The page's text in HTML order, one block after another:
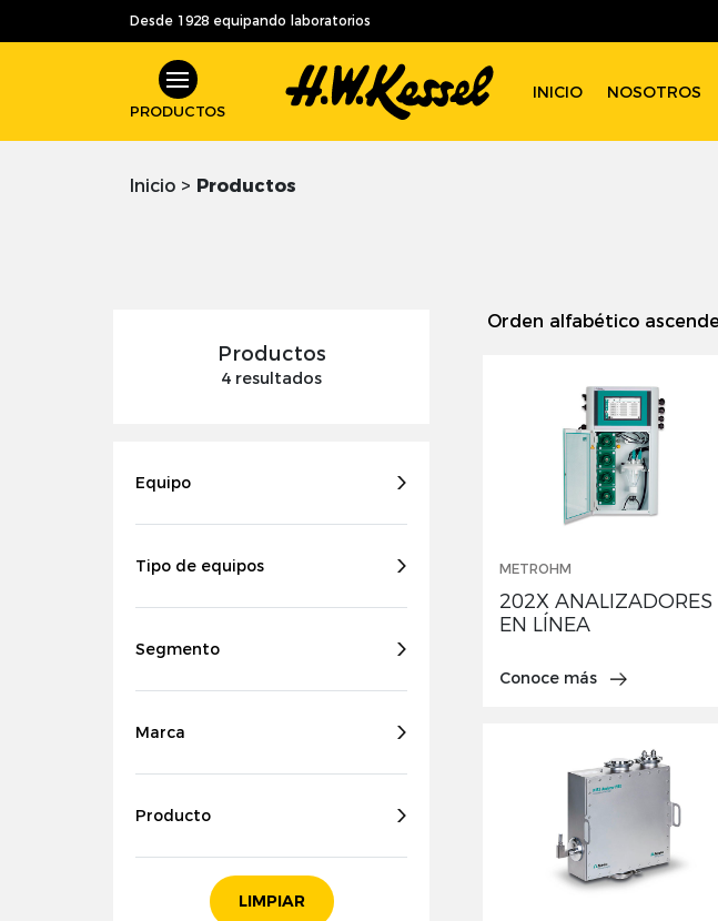
Desde 1928 equipando laboratorios
PRODUCTOS
INICIO NOSOTROS
Inicio > Productos
Productos
4 resultados
Equipo
Tipo de equipos
Segmento
Marca
Producto
LIMPIAR
METROHM
202X ANALIZADORES
EN LÍNEA
Conoce más